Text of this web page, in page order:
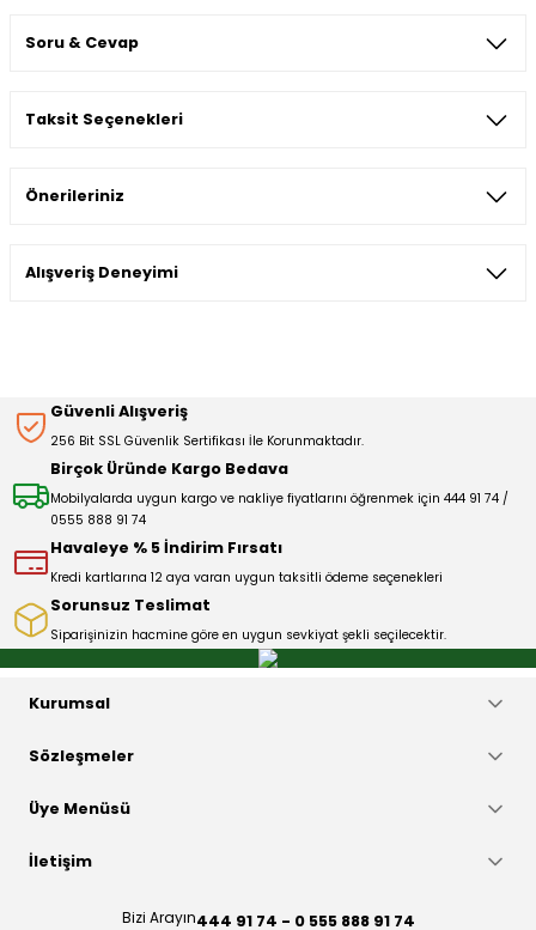
Soru & Cevap
Taksit Seçenekleri
Önerileriniz
Bu ürünün fiyat bilgisi, resim, ürün açıklamalarında ve diğer
konularda yetersiz gördüğünüz noktaları öneri formunu
Ürün açıklamasında eksik bilgiler bulunuyor.
Ürün fiyatı diğer sitelerden daha pahalı.
Bu ürüne benzer farklı alternatifler olmalı.
Alışveriş Deneyimi
Deneyimini Paylaş
Güvenli Alışveriş
256 Bit SSL Güvenlik Sertifikası İle Korunmaktadır.
Birçok Üründe Kargo Bedava
Mobilyalarda uygun kargo ve nakliye fiyatlarını öğrenmek için 444 91 74 /
0555 888 91 74
Havaleye % 5 İndirim Fırsatı
Kredi kartlarına 12 aya varan uygun taksitli ödeme seçenekleri
Sorunsuz Teslimat
Siparişinizin hacmine göre en uygun sevkiyat şekli seçilecektir.
Kurumsal
Sözleşmeler
Üye Menüsü
İletişim
Bizi Arayın444 91 74 - 0 555 888 91 74